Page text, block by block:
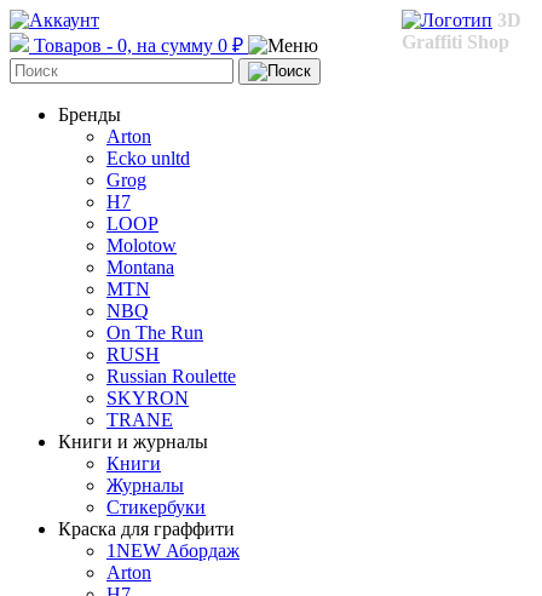
3D
Graffiti Shop
Товаров - 0, на сумму 0 ₽
Бренды
Arton
Ecko unltd
Grog
H7
LOOP
Molotow
Montana
MTN
NBQ
On The Run
RUSH
Russian Roulette
SKYRON
TRANE
Книги и журналы
Книги
Журналы
Стикербуки
Краска для граффити
1NEW Абордаж
Arton